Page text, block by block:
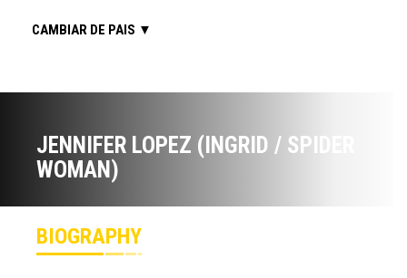
CAMBIAR DE PAIS ▼
JENNIFER LOPEZ (INGRID / SPIDER
WOMAN)
BIOGRAPHY